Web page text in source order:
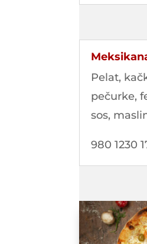
Pelat,
pečurke,
sos,
980 1230